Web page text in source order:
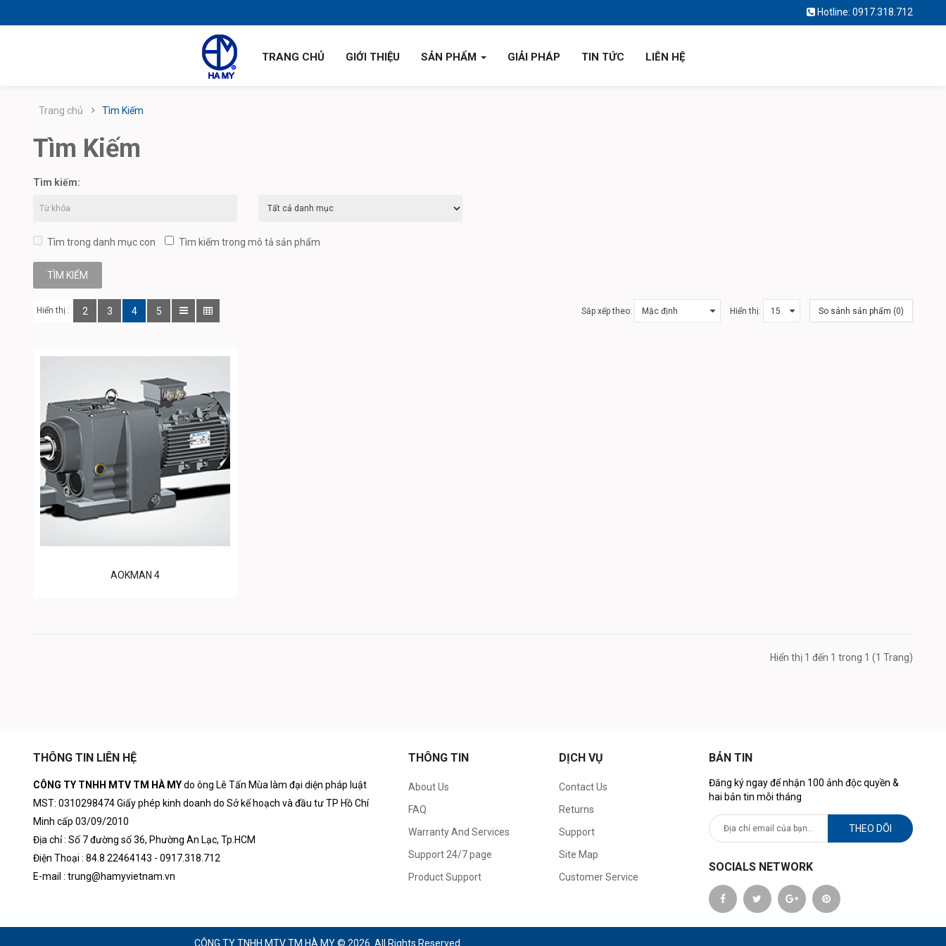
Hotline: 0917.318.712
TRANG CHỦ GIỚI THIỆU SẢN PHẨM GIẢI PHÁP TIN TỨC LIÊN HỆ
Trang chủ Tìm Kiếm
Tìm Kiếm
Tìm kiếm:
Tìm trong danh mục con Tìm kiếm trong mô tả sản phẩm
Hiển thị : 2 3 4 5 Sắp xếp theo: Hiển thị: So sánh sản phẩm (0)
AOKMAN 4
Hiển thị 1 đến 1 trong 1 (1 Trang)
THÔNG TIN LIÊN HỆ
CÔNG TY TNHH MTV TM HÀ MYdo ông Lê Tấn Mùa làm đại diện pháp luật
MST: 0310298474 Giấy phép kinh doanh do Sở kế hoạch và đầu tư TP Hồ Chí
Minh cấp 03/09/2010
Địa chỉ : Số 7 đường số 36, Phường An Lạc, Tp.HCM
Điện Thoại : 84.8 22464143 - 0917.318.712
E-mail : trung@hamyvietnam.vn
THÔNG TIN
About Us
FAQ
Warranty And Services
Support 24/7 page
Product Support
DỊCH VỤ
Contact Us
Returns
Support
Site Map
Customer Service
BẢN TIN
Đăng ký ngay để nhận 100 ảnh độc quyền &
hai bản tin mỗi tháng
THEO DÕI
SOCIALS NETWORK
CÔNG TY TNHH MTV TM HÀ MY © 2026. All Rights Reserved.